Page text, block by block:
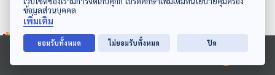
เกี่ยว
Ⓒ 2020 องค์การกระจายเสียงและแพร่ภาพสาธารณะแห่งประเทศไทย
ข้อมูลส่วนบุคคล
เพิ่มเติม
ยอมรับทั้งหมด ไม่ยอมรับทั้งหมด ปิด